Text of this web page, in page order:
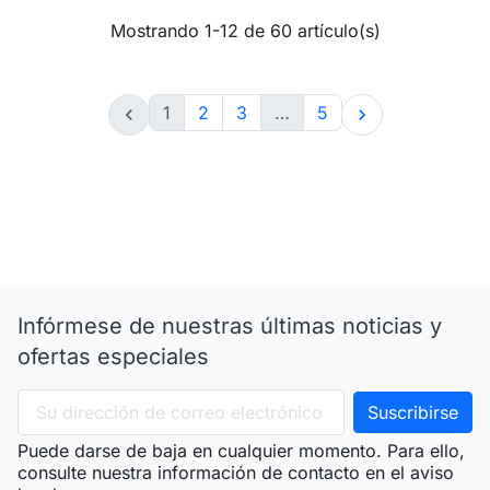
Mostrando 1-12 de 60 artículo(s)
 1 2 3 … 5 
Infórmese de nuestras últimas noticias y
ofertas especiales
Puede darse de baja en cualquier momento. Para ello,
consulte nuestra información de contacto en el aviso